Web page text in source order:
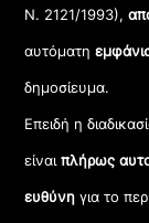
Ν. 2121/1993),
αυτόματη
δημοσίευμα.
Επειδή η
είναιπλήρως
ευθύνη για το